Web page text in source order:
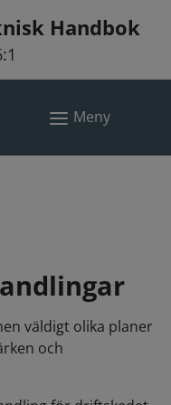
Handbok
Meny
väldigt olika planer
och